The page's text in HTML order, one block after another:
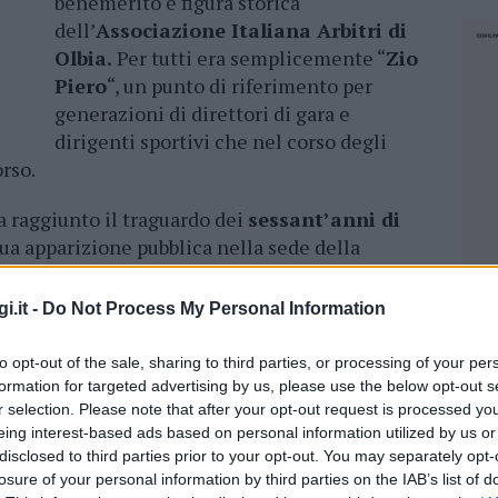
- Do Not Process My Personal Information
opt-out of the sale, sharing to third parties, or processing of your
for targeted advertising by us, please use the below opt-out
selection. Please note that after your opt-out request is processed
interest-based ads based on personal information utilized by us
to third parties prior to your opt-out. You may separately
of your personal information by third parties on the IAB’s list of
dell’Associazione Italiana Arbitri di
Olbia. Per tutti era semplicemente “Zio
Piero“, un punto di riferimento per
generazioni di direttori di gara e
dirigenti sportivi che nel corso degli
raggiunto il traguardo dei sessant’anni di
apparizione pubblica nella sede della
del 2025, durante la tradizionale festa
pergamena celebrativa per il lungo
1964.Fu il primo arbitro gallurese
l’attuale sezione non era ancora
di Sassari. Pochi giorni dopo arrivò la
per una gara del campionato